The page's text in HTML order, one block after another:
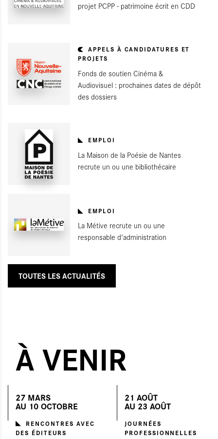
projet PCPP - patrimoine écrit en CDD
APPELS À CANDIDATURES ET
PROJETS
Fonds de soutien Cinéma &
Audiovisuel : prochaines dates de dépôt
des dossiers
EMPLOI
La Maison de la Poésie de Nantes
recrute un ou une bibliothécaire
EMPLOI
La Métive recrute un ou une
responsable d'administration
TOUTES LES ACTUALITÉS
À VENIR
27 MARS
AU 10 OCTOBRE
RENCONTRES AVEC
DES ÉDITEURS
21 AOÛT
AU 23 AOÛT
JOURNÉES
PROFESSIONNELLES